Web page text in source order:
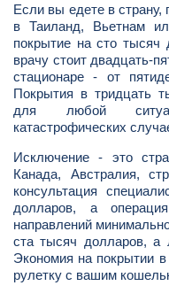
Если вы едете в страну,
в Таиланд, Вьетнам
покрытие на сто тысяч
врачу стоит двадцать-
стационаре - от
Покрытия в тридцать
для любой
катастрофических
Исключение - это
Канада, Австралия,
консультация
долларов, а
направлений
ста тысяч долларов, а
Экономия на покрытии
рулетку с вашим